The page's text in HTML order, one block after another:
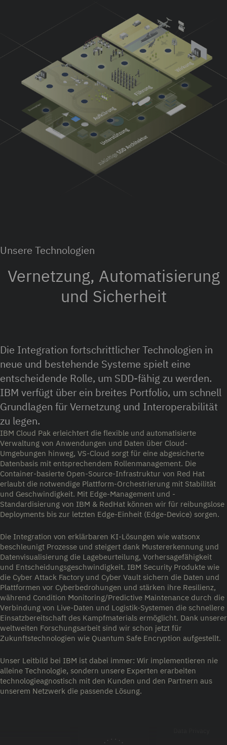
Unsere Technologien
Vernetzung, Automatisierung
und Sicherheit
Die Integration fortschrittlicher Technologien in
neue und bestehende Systeme spielt eine
entscheidende Rolle, um SDD-fähig zu werden.
IBM verfügt über ein breites Portfolio, um schnell
Grundlagen für Vernetzung und Interoperabilität
zu legen.
IBM Cloud Pak erleichtert die flexible und automatisierte
Verwaltung von Anwendungen und Daten über Cloud-
Umgebungen hinweg, VS-Cloud sorgt für eine abgesicherte
Datenbasis mit entsprechendem Rollenmanagement. Die
Container-basierte Open-Source-Infrastruktur von Red Hat
erlaubt die notwendige Plattform-Orchestrierung mit Stabilität
und Geschwindigkeit. Mit Edge-Management und -
Standardisierung von IBM & RedHat können wir für reibungslose
Deployments bis zur letzten Edge-Einheit (Edge-Device) sorgen.
Die Integration von erklärbaren KI-Lösungen wie watsonx
beschleunigt Prozesse und steigert dank Mustererkennung und
Datenvisualisierung die Lagebeurteilung, Vorhersagefähigkeit
und Entscheidungsgeschwindigkeit. IBM Security Produkte wie
die Cyber Attack Factory und Cyber Vault sichern die Daten und
Plattformen vor Cyberbedrohungen und stärken ihre Resilienz,
während Condition Monitoring/Predictive Maintenance durch die
Verbindung von Live-Daten und Logistik-Systemen die schnellere
Einsatzbereitschaft des Kampfmaterials ermöglicht. Dank unserer
weltweiten Forschungsarbeit sind wir schon jetzt für
Zukunftstechnologien wie Quantum Safe Encryption aufgestellt.
Unser Leitbild bei IBM ist dabei immer: Wir implementieren nie
alleine Technologie, sondern unsere Experten erarbeiten
technologieagnostisch mit den Kunden und den Partnern aus
unserem Netzwerk die passende Lösung.